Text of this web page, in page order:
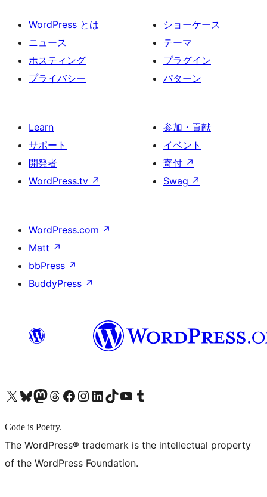
WordPress とは
ニュース
ホスティング
プライバシー
ショーケース
テーマ
プラグイン
パターン
Learn
サポート
開発者
WordPress.tv ↗
参加・貢献
イベント
寄付 ↗
Swag ↗
WordPress.com ↗
Matt ↗
bbPress ↗
BuddyPress ↗
X (旧 Twitter) アカウントへBluesky アカウントへMastodon アカウントへThreads アカウントへ Facebook ページへInstagram アカウントへ LinkedIn アカウントへTikTok アカウントへYouTube チャンネルへ Tumblr アカウントへ
Code is Poetry.
The WordPress® trademark is the intellectual property
of the WordPress Foundation.